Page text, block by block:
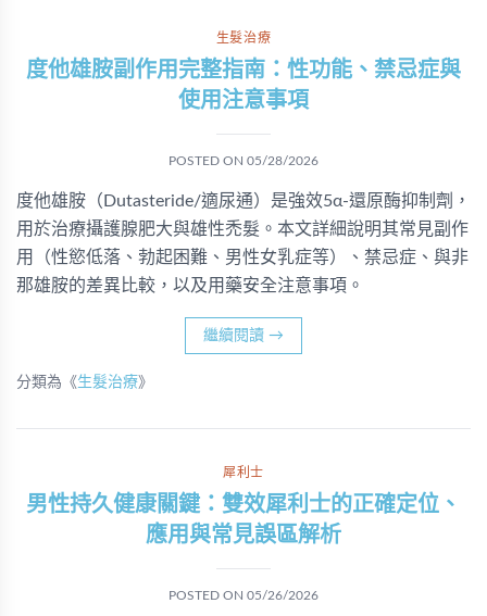
生髮治療
度他雄胺副作用完整指南：性功能、禁忌症與
使用注意事項
POSTED ON 05/28/2026
度他雄胺（Dutasteride/適尿通）是強效5α-還原酶抑制劑，
用於治療攝護腺肥大與雄性禿髮。本文詳細說明其常見副作
用（性慾低落、勃起困難、男性女乳症等）、禁忌症、與非
那雄胺的差異比較，以及用藥安全注意事項。
繼續閱讀 →
分類為《生髮治療》
犀利士
男性持久健康關鍵：雙效犀利士的正確定位、
應用與常見誤區解析
POSTED ON 05/26/2026